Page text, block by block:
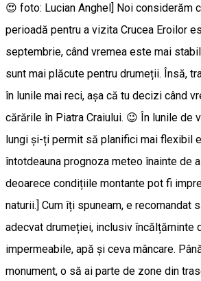
😍 foto: Lucian Anghel] Noi considerăm
perioadă pentru a vizita Crucea Eroilor
septembrie, când vremea este mai
sunt mai plăcute pentru drumeții. Însă,
în lunile mai reci, așa că tu decizi când
cărările în Piatra Craiului. 😉 În lunile de
lungi și-ți permit să planifici mai flexibil
întotdeauna prognoza meteo înainte de
deoarece condițiile montante pot fi
naturii.] Cum îți spuneam, e recomandat
adecvat drumeției, inclusiv încălțăminte
impermeabile, apă și ceva mâncare.
monument, o să ai parte de zone din